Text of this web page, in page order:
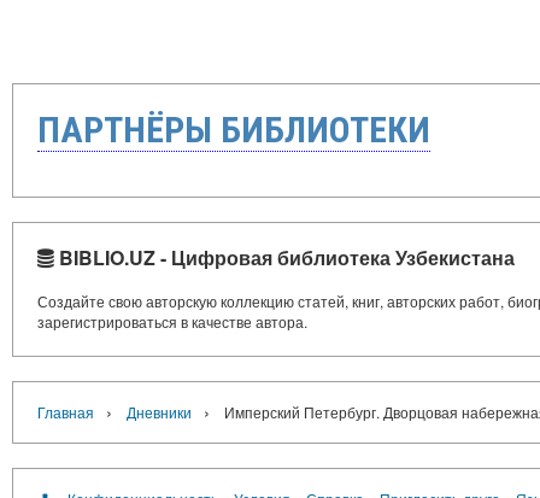
ПАРТНЁРЫ БИБЛИОТЕКИ
BIBLIO.UZ - Цифровая библиотека Узбекистана
Создайте свою авторскую коллекцию статей, книг, авторских работ,
зарегистрироваться в качестве автора.
Главная › Дневники › Имперский Петербург. Дворцовая